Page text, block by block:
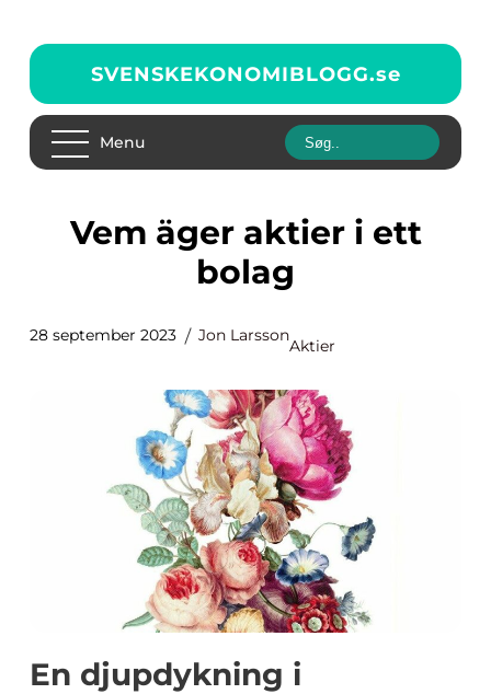
SVENSKEKONOMIBLOGG.se
Menu
Vem äger aktier i ett
bolag
28 september 2023 Jon Larsson
Aktier
En djupdykning i